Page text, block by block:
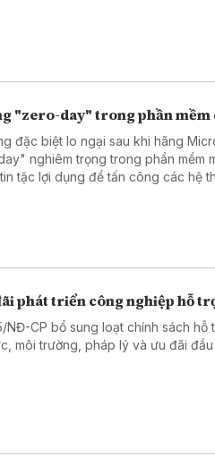
"zero-day" trong phần
đặc biệt lo ngại sau khi hãng
nghiêm trọng trong phần mềm
tặc lợi dụng để tấn công các hệ
phát triển công nghiệp hỗ
NĐ-CP bổ sung loạt chính sách hỗ
môi trường, pháp lý và ưu đãi đầu